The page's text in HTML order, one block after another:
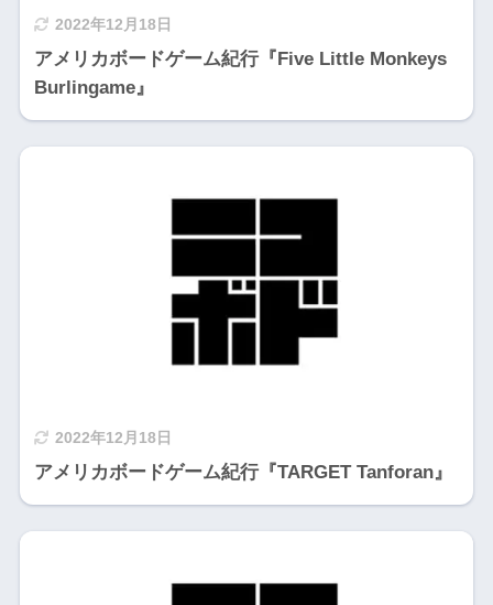
2022年12月18日
アメリカボードゲーム紀行『Five Little Monkeys
Burlingame』
2022年12月18日
アメリカボードゲーム紀行『TARGET Tanforan』